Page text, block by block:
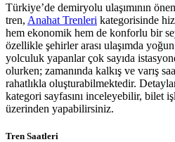
Türkiye’de demiryolu ulaşımının
tren, Anahat Trenleri kategorisinde
hem ekonomik hem de konforlu bir
özellikle şehirler arası ulaşımda
yolculuk yapanlar çok sayıda
olurken; zamanında kalkış ve varış
rahatlıkla oluşturabilmektedir.
kategori sayfasını inceleyebilir, bilet
üzerinden yapabilirsiniz.
Tren Saatleri